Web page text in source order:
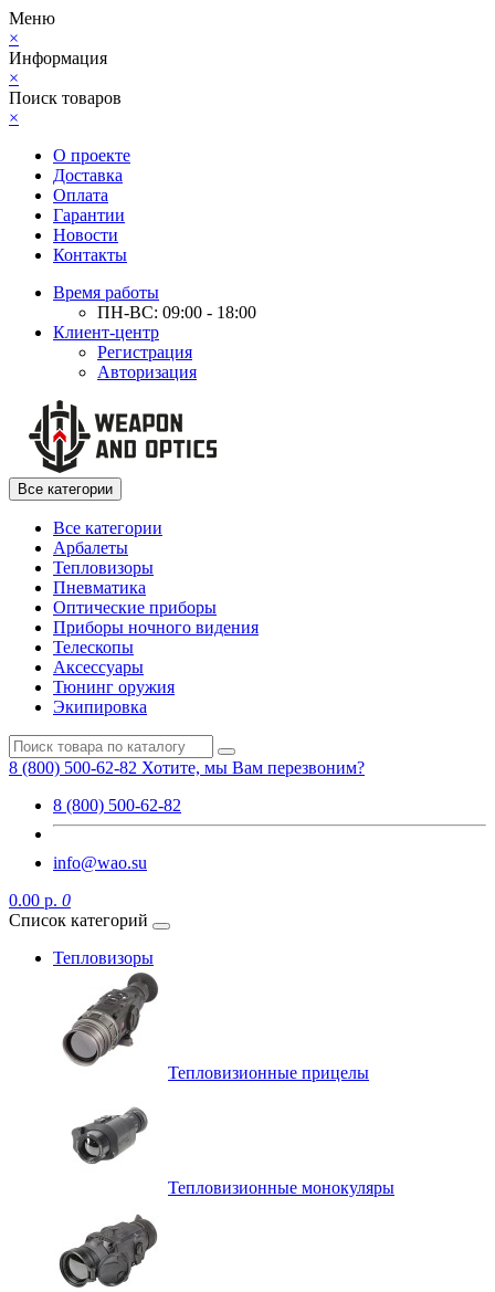
Меню
×
Информация
×
Поиск товаров
×
О проекте
Доставка
Оплата
Гарантии
Новости
Контакты
Время работы
ПН-ВС: 09:00 - 18:00
Клиент-центр
Регистрация
Авторизация
Все категории
Все категории
Арбалеты
Тепловизоры
Пневматика
Оптические приборы
Приборы ночного видения
Телескопы
Аксессуары
Тюнинг оружия
Экипировка
8 (800) 500-62-82 Хотите, мы Вам перезвоним?
8 (800) 500-62-82
info@wao.su
0.00 р. 0
Список категорий
Тепловизоры
Тепловизионные прицелы
Тепловизионные монокуляры